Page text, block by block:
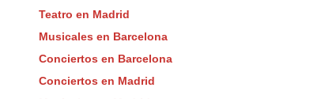
Teatro en Madrid
Musicales en Barcelona
Conciertos en Barcelona
Conciertos en Madrid